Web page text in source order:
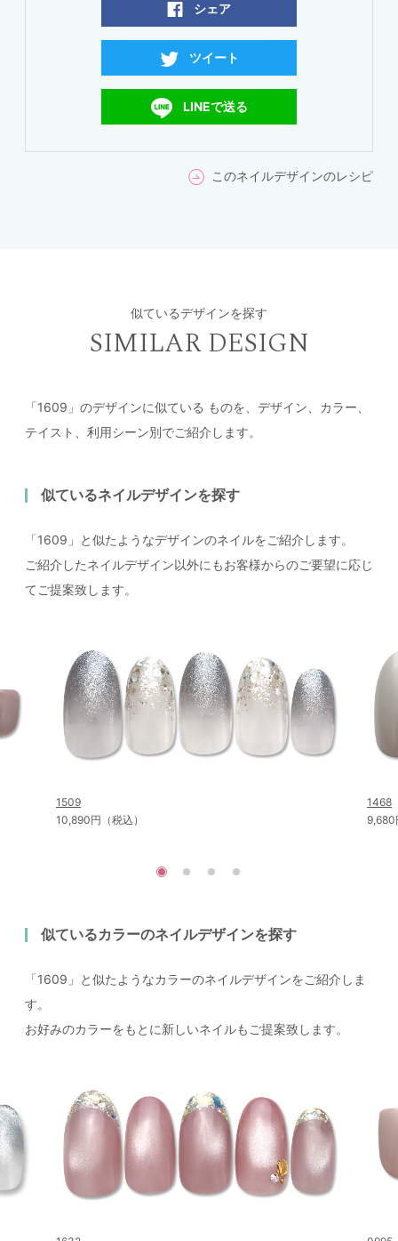
シェア
ツイート
LINEで送る
このネイルデザインのレシピ
似ているデザインを探す
SIMILAR DESIGN
「1609」のデザインに似ている ものを、デザイン、カラー、
テイスト、利用シーン別でご紹介します。
似ているネイルデザインを探す
「1609」と似たようなデザインのネイルをご紹介します。
ご紹介したネイルデザイン以外にもお客様からのご要望に応じ
てご提案致します。
1509
10,890円（税込）
1468
9,680
似ているカラーのネイルデザインを探す
「1609」と似たようなカラーのネイルデザインをご紹介しま
す。
お好みのカラーをもとに新しいネイルもご提案致します。